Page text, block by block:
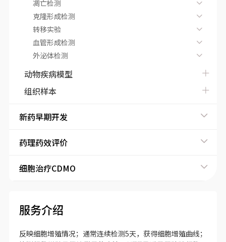
凋亡检测
克隆形成检测
转移实验
血管形成检测
外泌体检测
动物疾病模型
组织样本
新药早期开发
药理药效评价
细胞治疗CDMO
服务介绍
反映细胞增殖情况；通常连续检测5天，获得细胞增殖曲线；